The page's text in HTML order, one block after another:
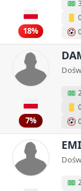
18%
7%